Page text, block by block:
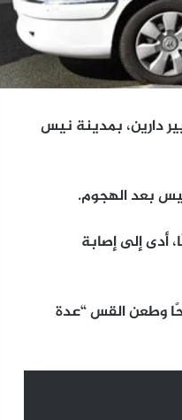
دارين، بمدينة نيس
بعد الهجوم.
الاعتداء، الذي وقع في حوالي الساعة 10 صباحًا، أدى إلى إصابة
الرجل كان قد دخل المبنى حوالي الساعة 10 صباحًا وطعن القس “عدة